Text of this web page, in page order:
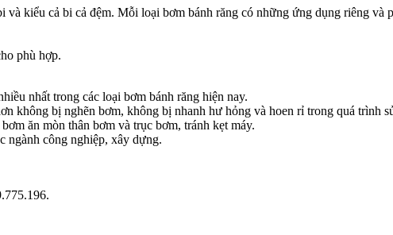
kiểu cả bi cả đệm. Mỗi loại bơm bánh răng có những ứng dụng riêng và
phù hợp.
nhất trong các loại bơm bánh răng hiện nay.
không bị nghẽn bơm, không bị nhanh hư hỏng và hoen rỉ trong quá trình
ăn mòn thân bơm và trục bơm, tránh kẹt máy.
ngành công nghiệp, xây dựng.